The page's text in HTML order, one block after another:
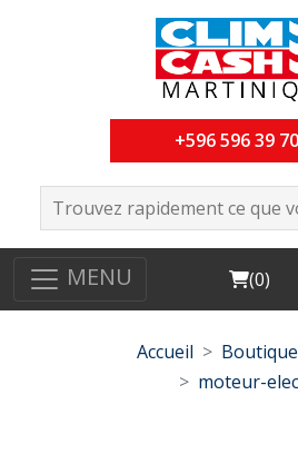
+596 596 39
MENU Cart
(0)
Accueil Boutique
moteur-